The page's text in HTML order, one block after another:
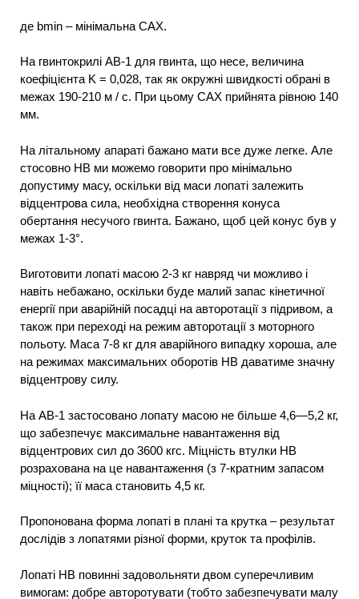
де bmin – мінімальна САХ.
На гвинтокрилі АВ-1 для гвинта, що несе, величина
коефіцієнта K = 0,028, так як окружні швидкості обрані в
межах 190-210 м / с. При цьому САХ прийнята рівною 140
мм.
На літальному апараті бажано мати все дуже легке. Але
стосовно НВ ми можемо говорити про мінімально
допустиму масу, оскільки від маси лопаті залежить
відцентрова сила, необхідна створення конуса
обертання несучого гвинта. Бажано, щоб цей конус був у
межах 1-3°.
Виготовити лопаті масою 2-3 кг навряд чи можливо і
навіть небажано, оскільки буде малий запас кінетичної
енергії при аварійній посадці на авторотації з підривом, а
також при переході на режим авторотації з моторного
польоту. Маса 7-8 кг для аварійного випадку хороша, але
на режимах максимальних оборотів НВ даватиме значну
відцентрову силу.
На АВ-1 застосовано лопату масою не більше 4,6—5,2 кг,
що забезпечує максимальне навантаження від
відцентрових сил до 3600 кгс. Міцність втулки НВ
розрахована на це навантаження (з 7-кратним запасом
міцності); її маса становить 4,5 кг.
Пропонована форма лопаті в плані та крутка – результат
дослідів з лопатями різної форми, круток та профілів.
Лопаті НВ повинні задовольняти двом суперечливим
вимогам: добре авторотувати (тобто забезпечувати малу